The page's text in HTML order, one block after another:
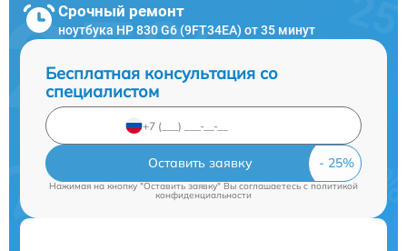
Срочный ремонт
ноутбука HP 830 G6 (9FT34EA) от 35 минут
Бесплатная консультация со
специалистом
Оставить заявку
Нажимая на кнопку "Оставить заявку" Вы соглашаетесь cполитикой
конфиденциальности